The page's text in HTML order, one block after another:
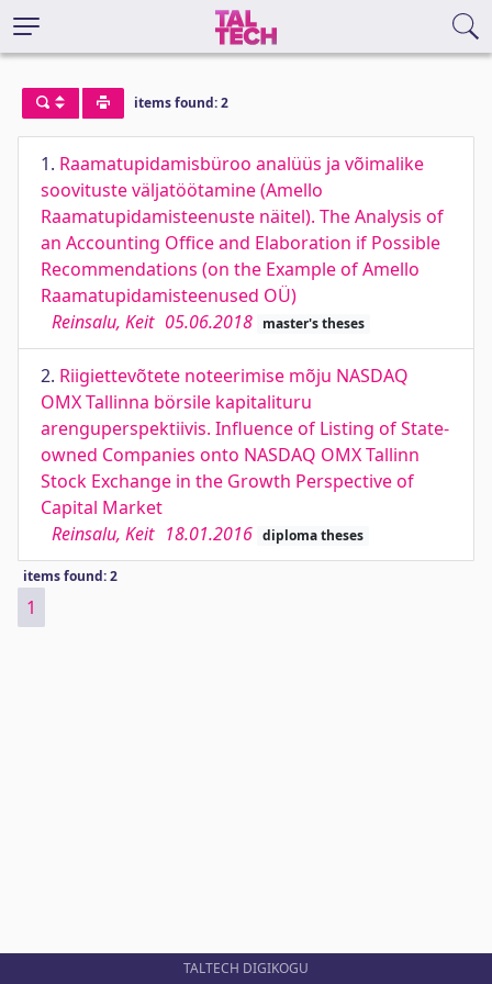
items found: 2
1. Raamatupidamisbüroo analüüs ja võimalike
soovituste väljatöötamine (Amello
Raamatupidamisteenuste näitel). The Analysis of
an Accounting Office and Elaboration if Possible
Recommendations (on the Example of Amello
Raamatupidamisteenused OÜ)
Reinsalu, Keit 05.06.2018 master's theses
2. Riigiettevõtete noteerimise mõju NASDAQ
OMX Tallinna börsile kapitalituru
arenguperspektiivis. Influence of Listing of State-
owned Companies onto NASDAQ OMX Tallinn
Stock Exchange in the Growth Perspective of
Capital Market
Reinsalu, Keit 18.01.2016 diploma theses
items found: 2
1
TALTECH DIGIKOGU